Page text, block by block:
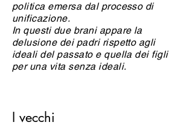
politica emersa dal processo di
unificazione.
In questi due brani appare la
delusione dei padri rispetto agli
ideali del passato e quella dei figli
per una vita senza ideali.
I vecchi